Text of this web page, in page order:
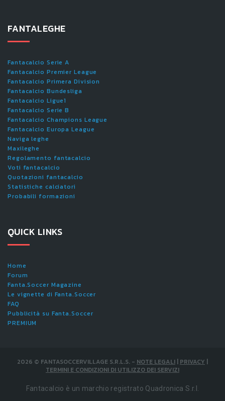
FANTALEGHE
Fantacalcio Serie A
Fantacalcio Premier League
Fantacalcio Primera Division
Fantacalcio Bundesliga
Fantacalcio Ligue1
Fantacalcio Serie B
Fantacalcio Champions League
Fantacalcio Europa League
Naviga leghe
Maxileghe
Regolamento fantacalcio
Voti fantacalcio
Quotazioni fantacalcio
Statistiche calciatori
Probabili formazioni
QUICK LINKS
Home
Forum
Fanta.Soccer Magazine
Le vignette di Fanta.Soccer
FAQ
Pubblicità su Fanta.Soccer
PREMIUM
2026 © FANTASOCCERVILLAGE S.R.L.S. - NOTE LEGALI | PRIVACY |
TERMINI E CONDIZIONI DI UTILIZZO DEI SERVIZI
Fantacalcio è un marchio registrato Quadronica S.r.l.